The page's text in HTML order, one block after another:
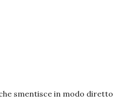
smentisce in modo diretto